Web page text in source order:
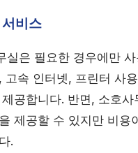
비스
실은 필요한 경우에만
고속 인터넷, 프린터 사
공합니다. 반면, 소호사
제공할 수 있지만 비용
.